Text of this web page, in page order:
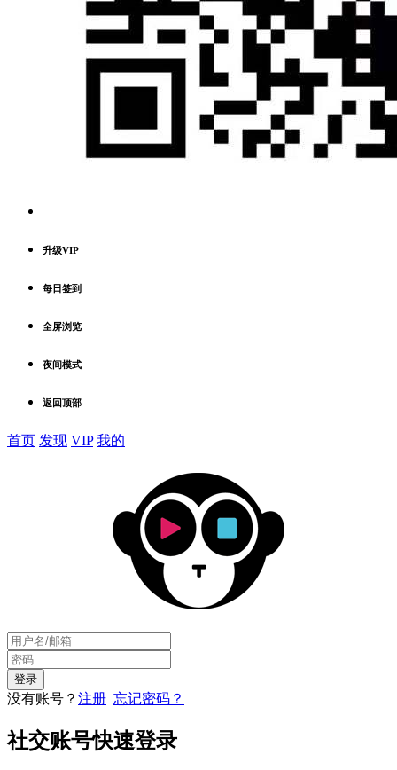
升级VIP
每日签到
全屏浏览
夜间模式
返回顶部
首页 发现 VIP 我的
没有账号？ 注册 忘记密码？
社交账号快速登录